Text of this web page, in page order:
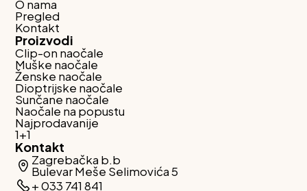
O nama
Pregled
Kontakt
Proizvodi
Clip-on naočale
Muške naočale
Ženske naočale
Dioptrijske naočale
Sunčane naočale
Naočale na popustu
Najprodavanije
1+1
Kontakt
Zagrebačka b.b
Bulevar Meše Selimovića 5
+ 033 741 841